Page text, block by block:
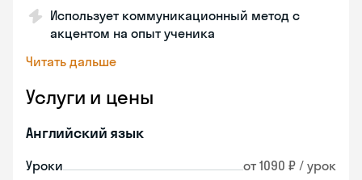
Использует коммуникационный метод с
акцентом на опыт ученика
Читать дальше
Услуги и цены
Английский язык
Уроки от 1090 ₽ / урок